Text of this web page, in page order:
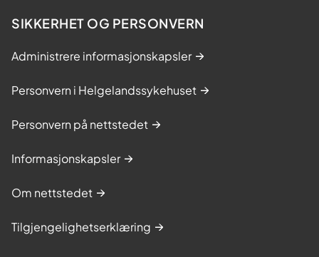
SIKKERHET OG PERSONVERN
Administrere informasjonskapsler
Personvern i Helgelandssykehuset
Personvern på nettstedet
Informasjonskapsler
Om nettstedet
Tilgjengelighetserklæring